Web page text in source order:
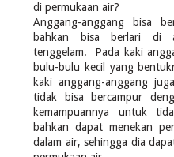
di permukaan air?
Anggang-anggang bisa
bahkan bisa berlari di
tenggelam. Pada kaki
bulu-bulu kecil yang
kaki anggang-anggang
tidak bisa bercampur
kemampuannya untuk
bahkan dapat menekan
dalam air, sehingga dia